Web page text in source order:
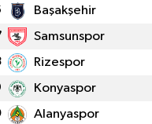
Başakşehir
Samsunspor
Rizespor
Konyaspor
Alanyaspor